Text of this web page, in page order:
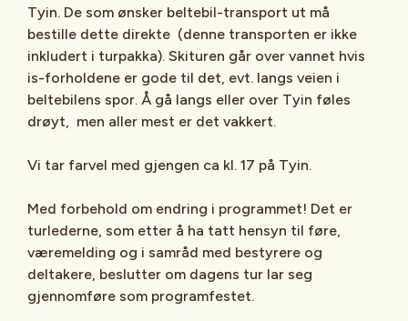
Tyin. De som ønsker beltebil-transport ut må
bestille dette direkte (denne transporten er ikke
inkludert i turpakka). Skituren går over vannet hvis
is-forholdene er gode til det, evt. langs veien i
beltebilens spor. Å gå langs eller over Tyin føles
drøyt, men aller mest er det vakkert.
Vi tar farvel med gjengen ca kl. 17 på Tyin.
Med forbehold om endring i programmet! Det er
turlederne, som etter å ha tatt hensyn til føre,
væremelding og i samråd med bestyrere og
deltakere, beslutter om dagens tur lar seg
gjennomføre som programfestet.